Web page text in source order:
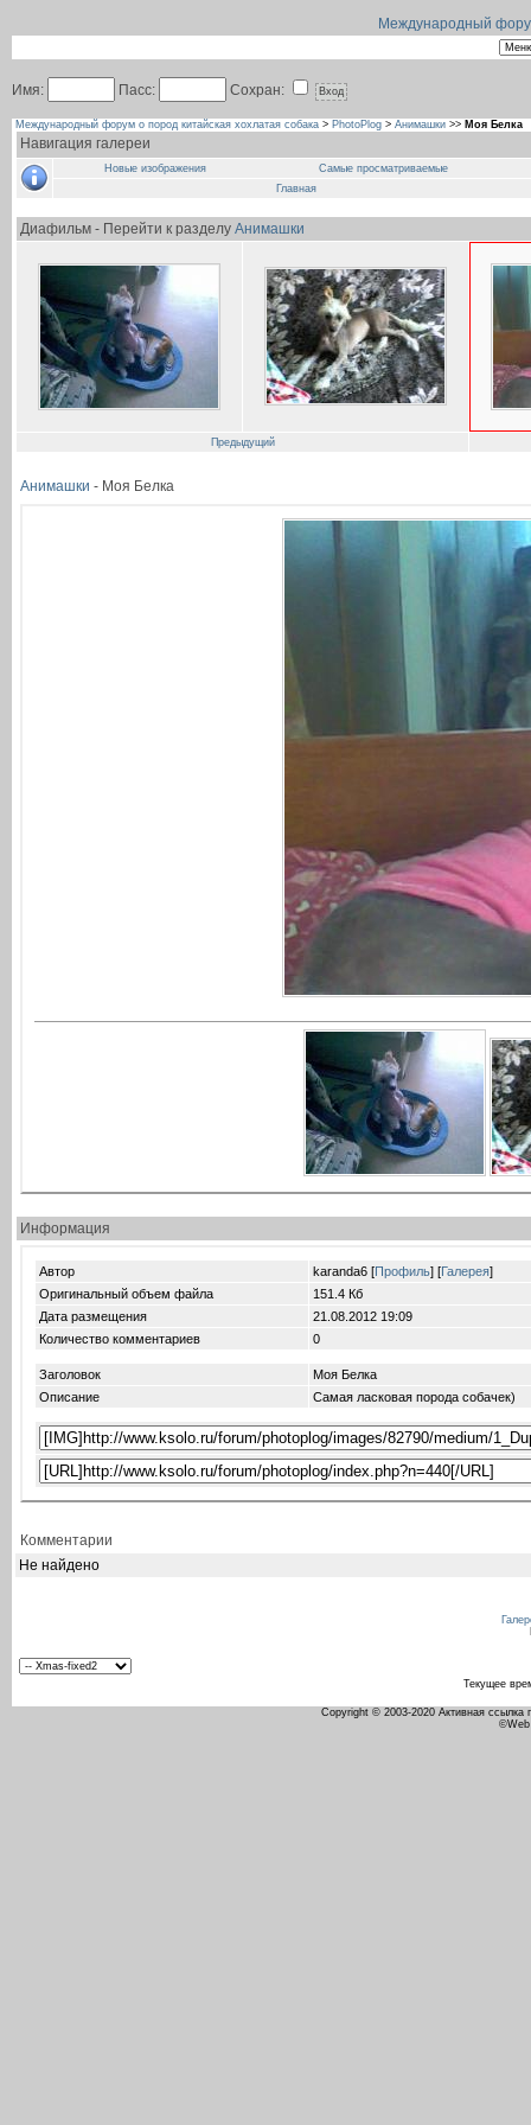
Международный
Имя: Пасс: Сохран:
Международный форум о пород китайская хохлатая собака > PhotoPlog > Анимашки >> Моя Белка
Навигация галереи
Новые изображения
Самые просматриваемые
Главная
Диафильм - Перейти к разделу Анимашки
Предыдущий
Анимашки - Моя Белка
Информация
Автор karanda6 [Профиль] [Галерея]
Оригинальный объем файла
151.4 Кб
Дата размещения
21.08.2012 19:09
Количество комментариев
0
Заголовок
Моя Белка
Описание
Самая ласковая порода собачек)
Комментарии
Не найдено
Текущее
Copyright © 2003-2020 Активная ссылка